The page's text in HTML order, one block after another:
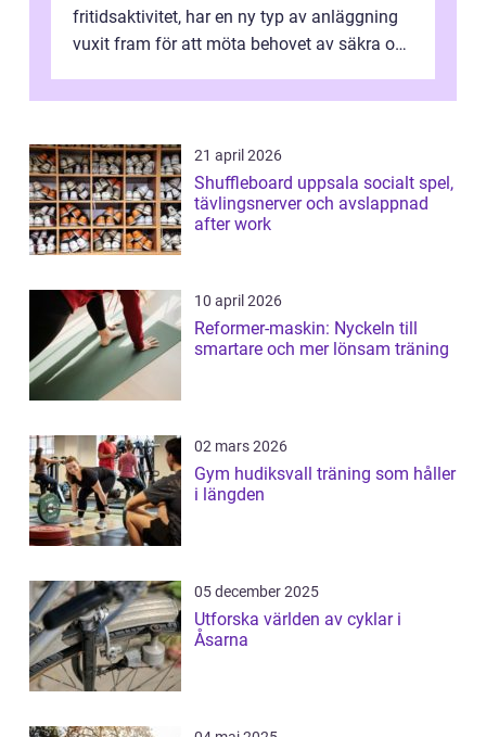
fritidsaktivitet, har en ny typ av anläggning
vuxit fram för att möta behovet av säkra och
21 april 2026
Shuffleboard uppsala socialt spel,
tävlingsnerver och avslappnad
after work
10 april 2026
Reformer-maskin: Nyckeln till
smartare och mer lönsam träning
02 mars 2026
Gym hudiksvall träning som håller
i längden
05 december 2025
Utforska världen av cyklar i
Åsarna